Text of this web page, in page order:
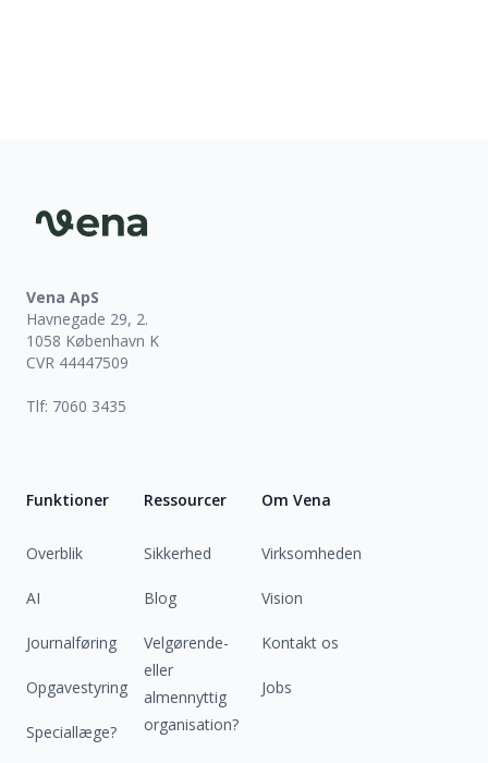
Vena ApS
Havnegade 29, 2.
1058 København K
CVR 44447509
Tlf: 7060 3435
Funktioner
Overblik
AI
Journalføring
Opgavestyring
Speciallæge?
Ressourcer
Sikkerhed
Blog
Velgørende-
eller
almennyttig
organisation?
Om Vena
Virksomheden
Vision
Kontakt os
Jobs